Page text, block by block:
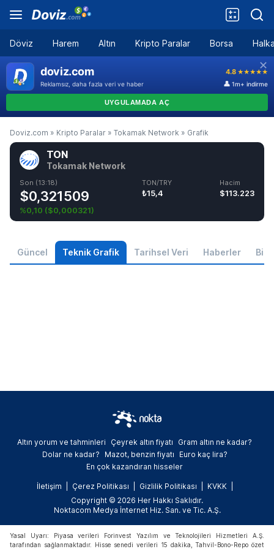
Döviz Harem Altın Kripto Paralar Borsa
Doviz.com » Kripto Paralar » Tokamak Network » Grafik
TON
Tokamak Network
Son (13:18)
$0,321509
%0,10 ($0,000321)
TON/TRY
₺15,4
Hacim
$113.223
Güncel Teknik Grafik Tarihsel Veri Haberler Bilgi
Altın yorum ve tahminleri Çeyrek altın fiyatı
Gram altın ne kadar?
Dolar ne kadar?
Mazot, benzin fiyatı
Euro kaç lira?
En çok kazandıran hisseler
İletişim Çerez Politikası Gizlilik Politikası
KVKK
Copyright © 2026 Her Hakkı Saklıdır.
Noktacom Medya İnternet Hiz. San. ve Tic. A.Ş.
Yasal Uyarı: Piyasa verileri Forinvest Yazılım ve Teknolojileri Hizmetleri A.Ş.
tarafından sağlanmaktadır. Hisse senedi verileri 15 dakika, Tahvil-Bono-Repo özet